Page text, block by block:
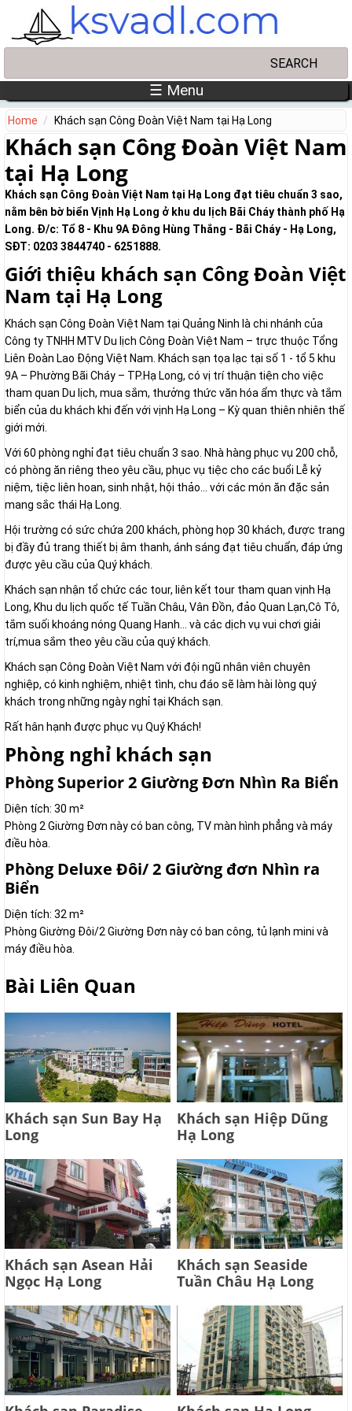
Skip to main content
☰ Menu
Home Khách sạn Công Đoàn Việt Nam tại Hạ Long
Khách sạn Công Đoàn Việt Nam
tại Hạ Long
Khách sạn Công Đoàn Việt Nam tại Hạ Long đạt tiêu chuẩn 3 sao,
nằm bên bờ biển Vịnh Hạ Long ở khu du lịch Bãi Cháy thành phố Hạ
Long. Đ/c: Tổ 8 - Khu 9A Đông Hùng Thắng - Bãi Cháy - Hạ Long,
SĐT: 0203 3844740 - 6251888.
Giới thiệu khách sạn Công Đoàn Việt
Nam tại Hạ Long
Khách sạn Công Đoàn Việt Nam tại Quảng Ninh là chi nhánh của
Công ty TNHH MTV Du lịch Công Đoàn Việt Nam – trực thuộc Tổng
Liên Đoàn Lao Động Việt Nam. Khách sạn tọa lạc tại số 1 - tổ 5 khu
9A – Phường Bãi Cháy – TP.Hạ Long, có vị trí thuận tiện cho việc
tham quan Du lịch, mua sắm, thưởng thức văn hóa ẩm thực và tắm
biển của du khách khi đến với vịnh Hạ Long – Kỳ quan thiên nhiên thế
giới mới.
Với 60 phòng nghỉ đạt tiêu chuẩn 3 sao. Nhà hàng phục vụ 200 chỗ,
có phòng ăn riêng theo yêu cầu, phục vụ tiệc cho các buổi Lễ kỷ
niệm, tiệc liên hoan, sinh nhật, hội thảo... với các món ăn đặc sản
mang sắc thái Hạ Long.
Hội trường có sức chứa 200 khách, phòng họp 30 khách, được trang
bị đầy đủ trang thiết bị âm thanh, ánh sáng đạt tiêu chuẩn, đáp ứng
được yêu cầu của Quý khách.
Khách sạn nhận tổ chức các tour, liên kết tour tham quan vịnh Hạ
Long, Khu du lịch quốc tế Tuần Châu, Vân Đồn, đảo Quan Lạn,Cô Tô,
tắm suối khoáng nóng Quang Hanh... và các dịch vụ vui chơi giải
trí,mua sắm theo yêu cầu của quý khách.
Khách sạn Công Đoàn Việt Nam với đội ngũ nhân viên chuyên
nghiệp, có kinh nghiệm, nhiệt tình, chu đáo sẽ làm hài lòng quý
khách trong những ngày nghỉ tại Khách sạn.
Rất hân hạnh được phục vụ Quý Khách!
Phòng nghỉ khách sạn
Phòng Superior 2 Giường Đơn Nhìn Ra Biển
Diện tích: 30 m²
Phòng 2 Giường Đơn này có ban công, TV màn hình phẳng và máy
điều hòa.
Phòng Deluxe Đôi/ 2 Giường đơn Nhìn ra
Biển
Diện tích: 32 m²
Phòng Giường Đôi/2 Giường Đơn này có ban công, tủ lạnh mini và
máy điều hòa.
Bài Liên Quan
Khách sạn Sun Bay Hạ
Long
Khách sạn Hiệp Dũng
Hạ Long
Khách sạn Asean Hải
Ngọc Hạ Long
Khách sạn Seaside
Tuần Châu Hạ Long